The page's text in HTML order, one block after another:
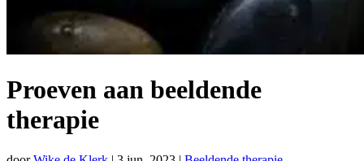
Proeven aan beeldende
therapie